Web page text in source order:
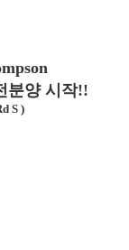
분양 시작!!
S )